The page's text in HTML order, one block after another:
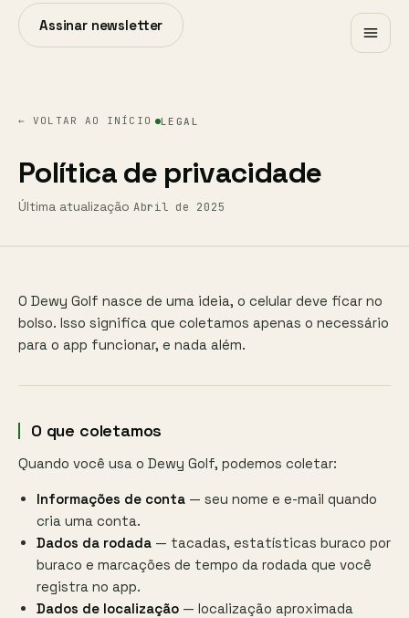
Assinar newsletter
← VOLTAR AO INÍCIO LEGAL
Política de privacidade
Última atualização Abril de 2025
O Dewy Golf nasce de uma ideia, o celular deve ficar no
bolso. Isso significa que coletamos apenas o necessário
para o app funcionar, e nada além.
O que coletamos
Quando você usa o Dewy Golf, podemos coletar:
Informações de conta — seu nome e e-mail quando
cria uma conta.
Dados da rodada — tacadas, estatísticas buraco por
buraco e marcações de tempo da rodada que você
registra no app.
Dados de localização — localização aproximada